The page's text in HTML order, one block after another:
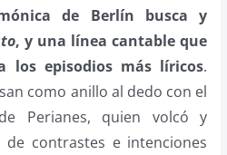
de Berlín busca y
, y una línea cantable que
los episodios más líricos.
como anillo al dedo con el
Perianes, quien volcó y
contrastes e intenciones